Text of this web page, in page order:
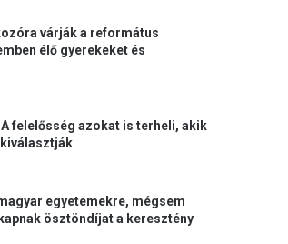
várják a református
élő gyerekeket és
felelősség azokat is terheli, akik
egyetemekre, mégsem
ösztöndíjat a keresztény